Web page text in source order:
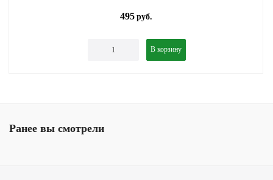
495 руб.
В корзину
Ранее вы смотрели